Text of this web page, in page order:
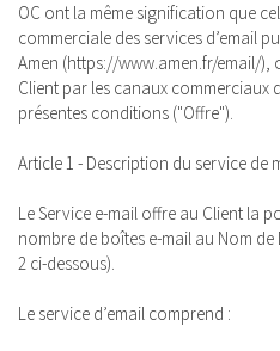
OC ont la même signification que
commerciale des services d’email
Amen (https://www.amen.fr/email/
Client par les canaux commerciaux
présentes conditions ("Offre").
Article 1 - Description du service de
Le Service e-mail offre au Client la
nombre de boîtes e-mail au Nom
2 ci-dessous).
Le service d’email comprend :